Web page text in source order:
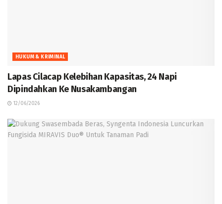
HUKUM & KRIMINAL
Lapas Cilacap Kelebihan Kapasitas, 24 Napi
Dipindahkan Ke Nusakambangan
12/06/2026